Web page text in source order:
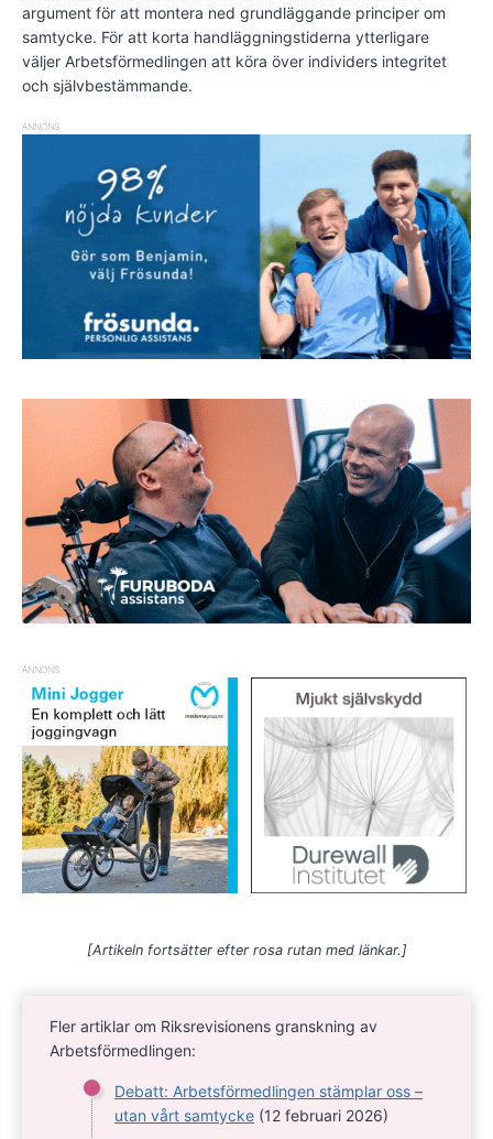
argument för att montera ned grundläggande principer om
samtycke. För att korta handläggningstiderna ytterligare
väljer Arbetsförmedlingen att köra över individers integritet
och självbestämmande.
ANNONS
ANNONS
[Artikeln fortsätter efter rosa rutan med länkar.]
Fler artiklar om Riksrevisionens granskning av
Arbetsförmedlingen:
Debatt: Arbetsförmedlingen stämplar oss –
utan vårt samtycke (12 februari 2026)